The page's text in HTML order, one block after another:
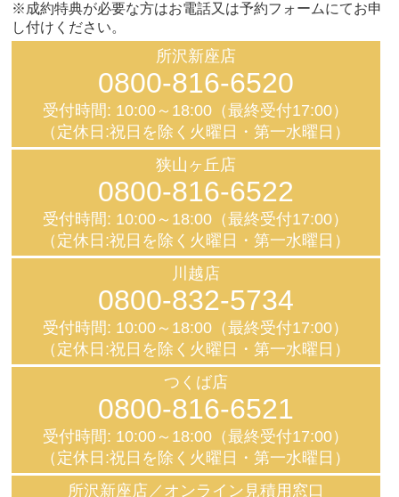
※成約特典が必要な方はお電話又は予約フォームにてお申
し付けください。
所沢新座店
0800-816-6520
受付時間: 10:00～18:00（最終受付17:00）
（定休日:祝日を除く火曜日・第一水曜日）
狭山ヶ丘店
0800-816-6522
受付時間: 10:00～18:00（最終受付17:00）
（定休日:祝日を除く火曜日・第一水曜日）
川越店
0800-832-5734
受付時間: 10:00～18:00（最終受付17:00）
（定休日:祝日を除く火曜日・第一水曜日）
つくば店
0800-816-6521
受付時間: 10:00～18:00（最終受付17:00）
（定休日:祝日を除く火曜日・第一水曜日）
所沢新座店／オンライン見積用窓口